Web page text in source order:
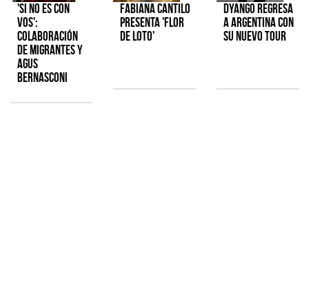
'Si No Es Con
Vos':
colaboración
de Migrantes y
Agus
Bernasconi
Fabiana Cantilo
presenta 'Flor
de Loto'
Dyango regresa
a Argentina con
su nuevo tour